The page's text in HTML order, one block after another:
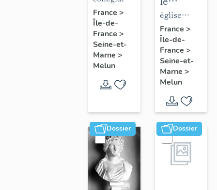
de la
collégiale
Notre-
Dame
Notre-
Dame
France >
Île-de-
France >
Seine-et-
Marne >
Melun
mobilier
de
l'église
Saint-
Aspais
église
paroissiale
Saint-
Aspais
France >
Île-de-
France >
Seine-et-
Marne >
Melun
Dossier Dossier